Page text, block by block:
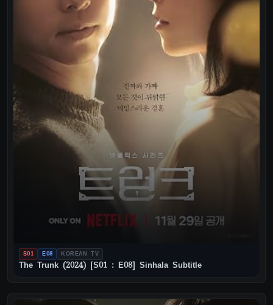
S01 E08 KOREAN TV
The Trunk (2024) [S01 : E08] Sinhala Subtitle